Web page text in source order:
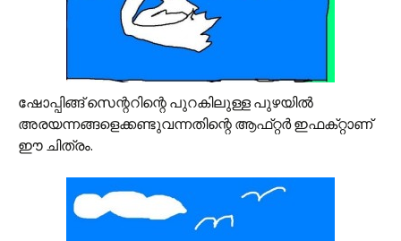
ഷോപ്പിങ്ങ് സെന്ററിന്റെ പുറകിലുള്ള പുഴയില്‍
അരയന്നങ്ങളെക്കണ്ടുവന്നതിന്റെ ആഫ്‌റ്റര്‍ ഇഫക്‌റ്റാണ്‌
ഈ ചിത്രം.